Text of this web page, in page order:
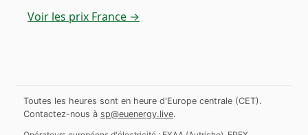
Voir les prix France →
Toutes les heures sont en heure d'Europe centrale (CET).
Contactez-nous à sp@euenergy.live.